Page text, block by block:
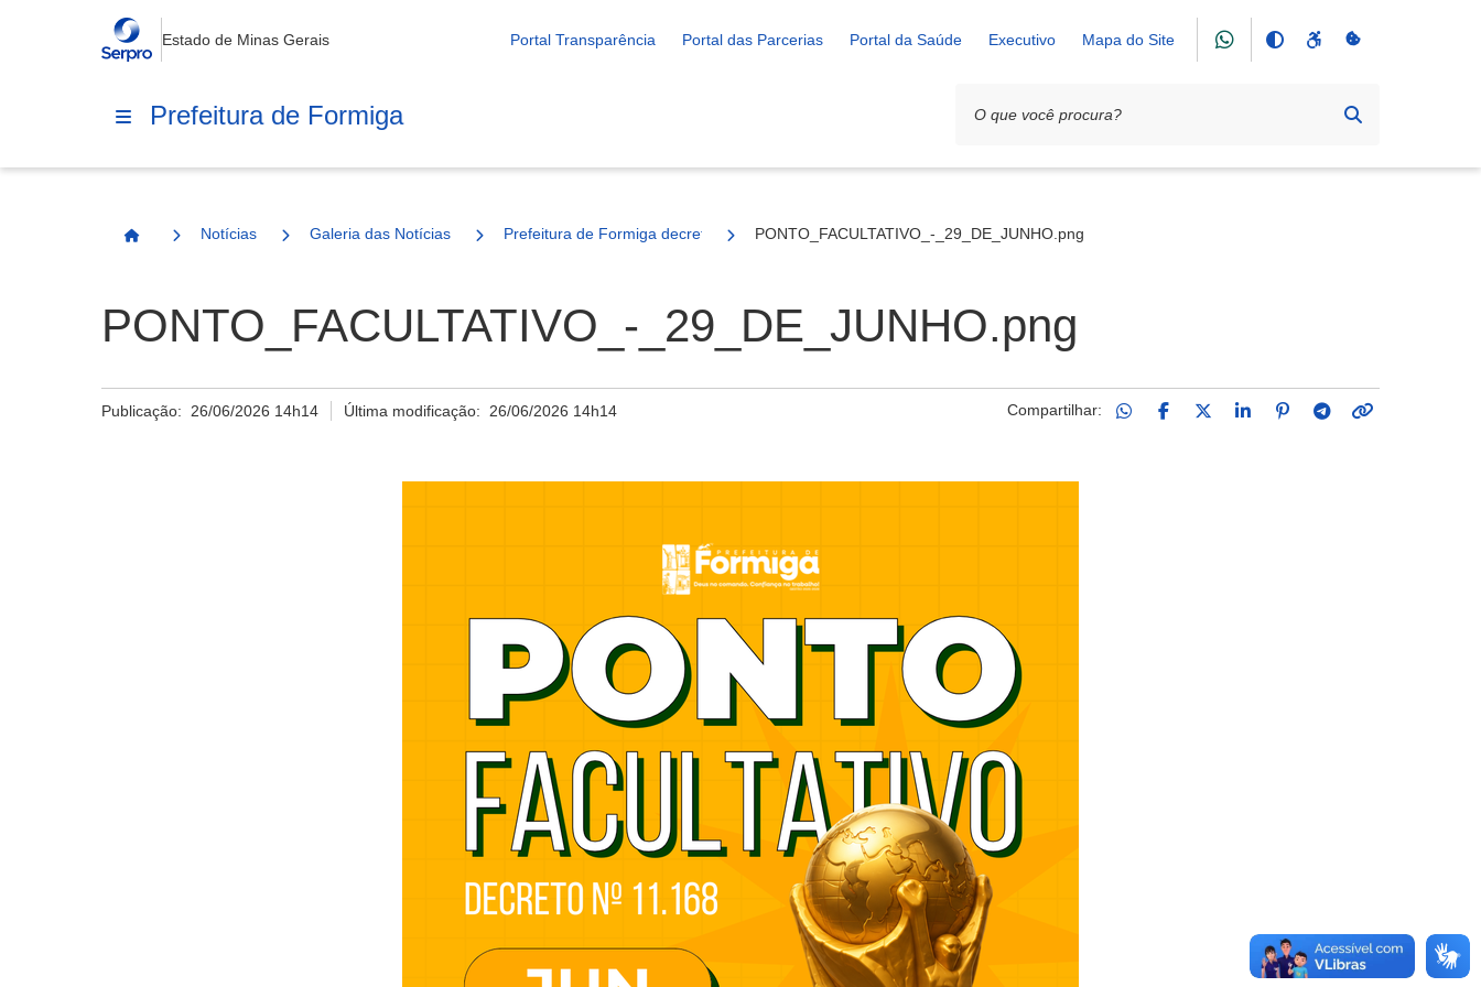
Estado de Minas Gerais Portal Transparência Portal das Parcerias Portal da Saúde Executivo Mapa do Site
Prefeitura de Formiga
Página Inicial
Notícias Galeria das Notícias Prefeitura de Formiga decreta ponto facultativo em razão do jogo da Seleção Brasileira na Copa do Mundo 2026
PONTO_FACULTATIVO_-_29_DE_JUNHO.png
PONTO_FACULTATIVO_-_29_DE_JUNHO.png
Publicação: 26/06/2026 14h14 Última modificação: 26/06/2026 14h14 Compartilhar: